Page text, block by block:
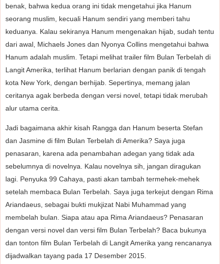
benak, bahwa kedua orang ini tidak mengetahui jika Hanum
seorang muslim, kecuali Hanum sendiri yang memberi tahu
keduanya. Kalau sekiranya Hanum mengenakan hijab, sudah tentu
dari awal, Michaels Jones dan Nyonya Collins mengetahui bahwa
Hanum adalah muslim. Tetapi melihat trailer film Bulan Terbelah di
Langit Amerika, terlihat Hanum berlarian dengan panik di tengah
kota New York, dengan berhijab. Sepertinya, memang jalan
ceritanya agak berbeda dengan versi novel, tetapi tidak merubah
alur utama cerita.
Jadi bagaimana akhir kisah Rangga dan Hanum beserta Stefan
dan Jasmine di film Bulan Terbelah di Amerika? Saya juga
penasaran, karena ada penambahan adegan yang tidak ada
sebelumnya di novelnya. Kalau novelnya sih, jangan diragukan
lagi. Penyuka 99 Cahaya, pasti akan tambah termehek-mehek
setelah membaca Bulan Terbelah. Saya juga terkejut dengan Rima
Ariandaeus, sebagai bukti mukjizat Nabi Muhammad yang
membelah bulan. Siapa atau apa Rima Ariandaeus? Penasaran
dengan versi novel dan versi film Bulan Terbelah? Baca bukunya
dan tonton film Bulan Terbelah di Langit Amerika yang rencananya
dijadwalkan tayang pada 17 Desember 2015.